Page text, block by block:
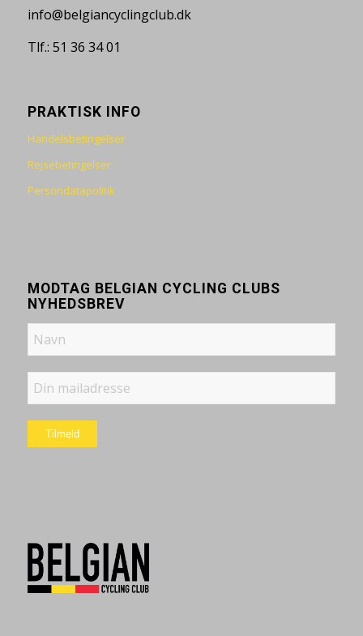
info@belgiancyclingclub.dk
Tlf.: 51 36 34 01
PRAKTISK INFO
Handelsbetingelser
Rejsebetingelser
Persondatapolitik
MODTAG BELGIAN CYCLING CLUBS
NYHEDSBREV